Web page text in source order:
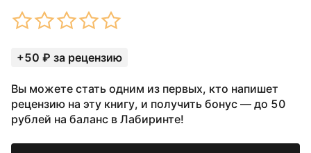
+50 ₽ за рецензию
Вы можете стать одним из первых, кто напишет
рецензию на эту книгу, и получить бонус — до 50
рублей на баланс в Лабиринте!